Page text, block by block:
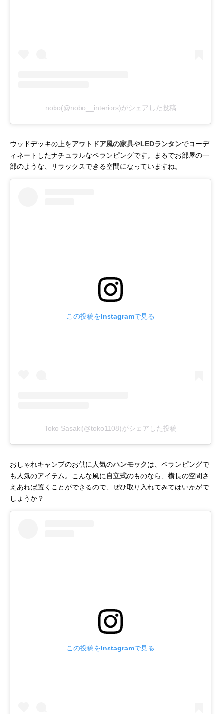
nobo(@nobo__interiors)がシェアした投稿
ウッドデッキの上をアウトドア風の家具やLEDランタンでコーデ
ィネートしたナチュラルなベランピングです。まるでお部屋の一
部のような、リラックスできる空間になっていますね。
この投稿をInstagramで見る
Toko Sasaki(@toko1108)がシェアした投稿
おしゃれキャンプのお供に人気のハンモックは、ベランピングで
も人気のアイテム。こんな風に自立式のものなら、横長の空間さ
えあれば置くことができるので、ぜひ取り入れてみてはいかがで
しょうか？
この投稿をInstagramで見る